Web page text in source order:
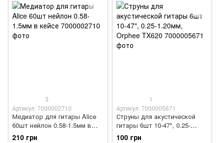
3
Артикул: 7000002710
Медиатор для гитары Alice
60шт нейлон 0.58-1.5мм в
кейсе
210 грн
1
Артикул: 7000005671
Струны для акустической
гитары 6шт 10-47", 0.25-
1.20мм, Orphee TX620
100 грн